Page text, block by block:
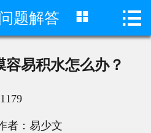
 首页
题解答  
易积水怎么办？
1179
者：易少文